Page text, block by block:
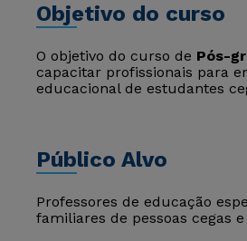
Objetivo do curso
O objetivo do curso de Pós-
capacitar profissionais para
educacional de estudantes
Público Alvo
Professores de educação
familiares de pessoas cegas